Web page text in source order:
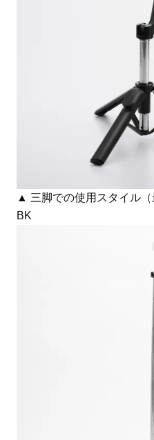
▲ 三脚での使用スタイル
BK